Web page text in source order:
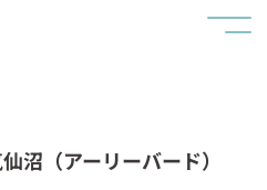
沼（アーリーバード）